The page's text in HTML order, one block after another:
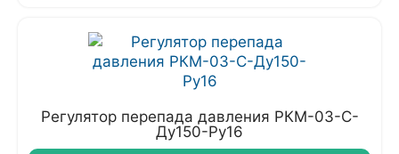
Регулятор перепада давления РКМ-03-С-
Ду150-Ру16